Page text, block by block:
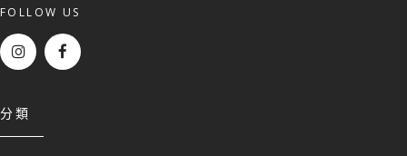
FOLLOW US
分類